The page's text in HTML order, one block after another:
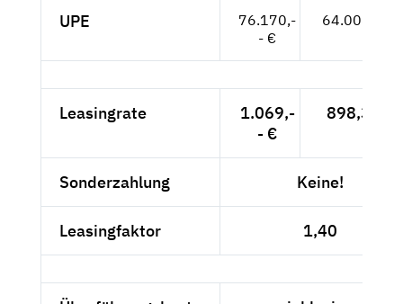
UPE
76.170,-
- €
64.008,-- €
Leasingrate
1.069,-
- €
898,32 €
Sonderzahlung Keine!
Leasingfaktor 1,40